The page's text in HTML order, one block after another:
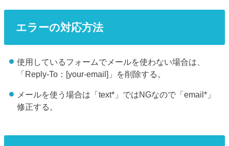
エラーの対応方法
使用しているフォームでメールを使わない場合は、
「Reply-To：[your-email]」を削除する。
メールを使う場合は「text*」ではNGなので「email*」
修正する。